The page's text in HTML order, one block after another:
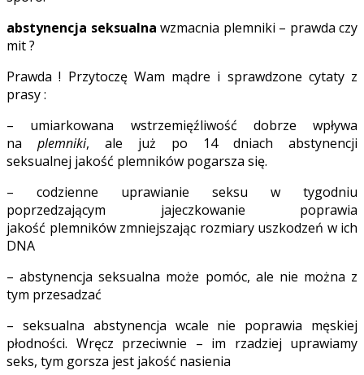
abstynencja seksualna wzmacnia plemniki – prawda czy
mit ?
Prawda ! Przytoczę Wam mądre i sprawdzone cytaty z
prasy :
– umiarkowana wstrzemięźliwość dobrze wpływa
na plemniki, ale już po 14 dniach abstynencji
seksualnej jakość plemników pogarsza się.
– codzienne uprawianie seksu w tygodniu
poprzedzającym jajeczkowanie poprawia
jakość plemników zmniejszając rozmiary uszkodzeń w ich
DNA
– abstynencja seksualna może pomóc, ale nie można z
tym przesadzać
– seksualna abstynencja wcale nie poprawia męskiej
płodności. Wręcz przeciwnie – im rzadziej uprawiamy
seks, tym gorsza jest jakość nasienia